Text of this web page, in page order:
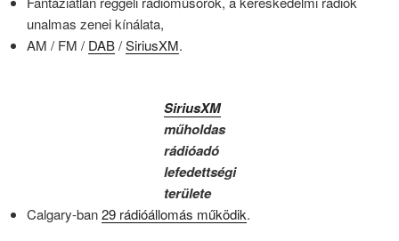
unalmas zenei kínálata,
AM / FM / DAB/SiriusXM.
SiriusXM
műholdas
rádióadó
lefedettségi
területe
Calgary-ban29 rádióállomás működik.